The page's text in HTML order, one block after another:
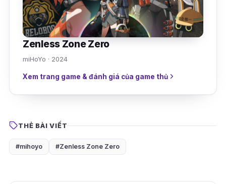
Zenless Zone Zero
miHoYo · 2024
Xem trang game & đánh giá của game thủ
THẺ BÀI VIẾT
#mihoyo #Zenless Zone Zero